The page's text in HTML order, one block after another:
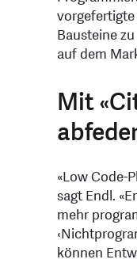
Bausteine
auf dem
Mit
«Low Code-
sagt Endl.
mehr
können